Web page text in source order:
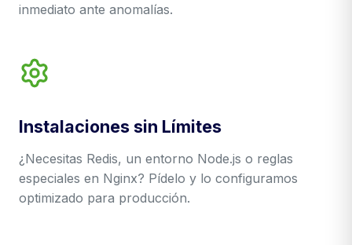
inmediato ante anomalías.
Instalaciones sin Límites
¿Necesitas Redis, un entorno Node.js o reglas
especiales en Nginx? Pídelo y lo configuramos
optimizado para producción.